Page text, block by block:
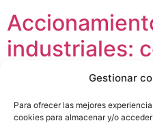
Gestionar
Para ofrecer las mejores
cookies para almacenar y/o
industriales:
contribuyen a
sostenibilidad